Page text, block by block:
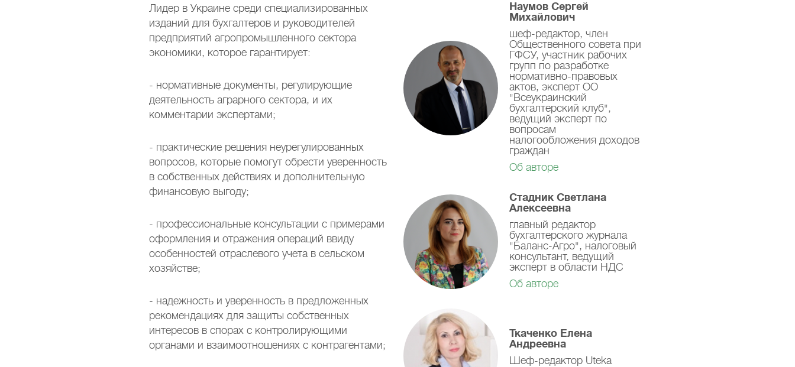
Лидер в Украине среди специализированных
изданий для бухгалтеров и руководителей
предприятий агропромышленного сектора
экономики, которое гарантирует:
- нормативные документы, регулирующие
деятельность аграрного сектора, и их
комментарии экспертами;
- практические решения неурегулированных
вопросов, которые помогут обрести уверенность
в собственных действиях и дополнительную
финансовую выгоду;
- профессиональные консультации с примерами
оформления и отражения операций ввиду
особенностей отраслевого учета в сельском
хозяйстве;
- надежность и уверенность в предложенных
рекомендациях для защиты собственных
интересов в спорах с контролирующими
органами и взаимоотношениях с контрагентами;
Наумов Сергей
Михайлович
шеф-редактор, член
Общественного совета при
ГФСУ, участник рабочих
групп по разработке
нормативно-правовых
актов, эксперт ОО
"Всеукраинский
бухгалтерский клуб",
ведущий эксперт по
вопросам
налогообложения доходов
граждан
Об авторе
Стадник Светлана
Алексеевна
главный редактор
бухгалтерского журнала
"Баланс-Агро", налоговый
консультант, ведущий
эксперт в области НДС
Об авторе
Ткаченко Елена
Андреевна
Шеф-редактор Uteka